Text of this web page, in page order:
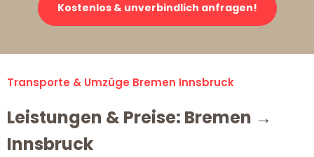
Kostenlos & unverbindlich anfragen!
Transporte & Umzüge Bremen Innsbruck
Leistungen & Preise: Bremen →
Innsbruck